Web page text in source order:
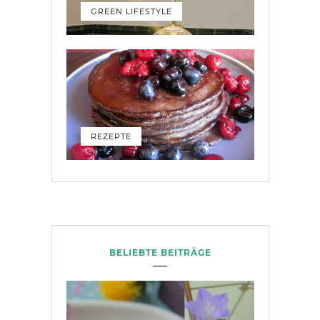
GREEN LIFESTYLE
REZEPTE
BELIEBTE BEITRÄGE